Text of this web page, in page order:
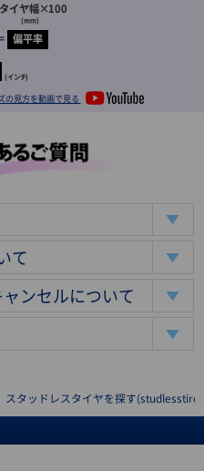
タイヤ幅
(mm)
×100
偏平率
(インチ)
の見方を動画で見る
て
ンセルについて
スタッドレスタイヤを探す(studlesstire)